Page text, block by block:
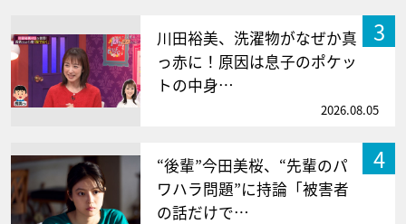
3
川田裕美、洗濯物がなぜか真
っ赤に！原因は息子のポケッ
トの中身…
2026.08.05
4
“後輩”今田美桜、“先輩のパ
ワハラ問題”に持論「被害者
の話だけで…